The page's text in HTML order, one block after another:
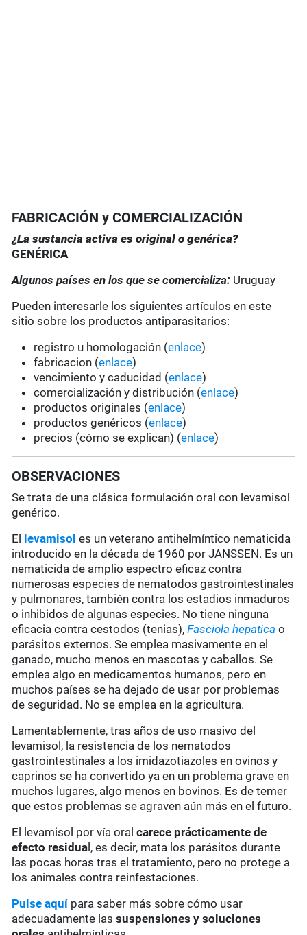
FABRICACIÓN y COMERCIALIZACIÓN
¿La sustancia activa es original o genérica?
GENÉRICA
Algunos países en los que se comercializa: Uruguay
Pueden interesarle los siguientes artículos en este
sitio sobre los productos antiparasitarios:
registro u homologación (enlace)
fabricacion (enlace)
vencimiento y caducidad (enlace)
comercialización y distribución (enlace)
productos originales (enlace)
productos genéricos (enlace)
precios (cómo se explican) (enlace)
OBSERVACIONES
Se trata de una clásica formulación oral con levamisol
genérico.
El
levamisol es un veterano antihelmíntico nematicida
introducido en la década de 1960 por JANSSEN. Es un
nematicida de amplio espectro eficaz contra
numerosas especies de nematodos gastrointestinales
y pulmonares, también contra los estadios inmaduros
o inhibidos de algunas especies. No tiene ninguna
eficacia contra cestodos (tenias),Fasciola hepatica o
parásitos externos. Se emplea masivamente en el
ganado, mucho menos en mascotas y caballos. Se
emplea algo en medicamentos humanos, pero en
muchos países se ha dejado de usar por problemas
de seguridad. No se emplea en la agricultura.
Lamentablemente, tras años de uso masivo del
levamisol, la resistencia de los nematodos
gastrointestinales a los imidazotiazoles en ovinos y
caprinos se ha convertido ya en un problema grave en
muchos lugares, algo menos en bovinos. Es de temer
que estos problemas se agraven aún más en el futuro.
El levamisol por vía oralcarece prácticamente de
efecto residua l, es decir, mata los parásitos durante
las pocas horas tras el tratamiento, pero no protege a
los animales contra reinfestaciones.
Pulse aquí para saber más sobre cómo usar
adecuadamente lassuspensiones y soluciones